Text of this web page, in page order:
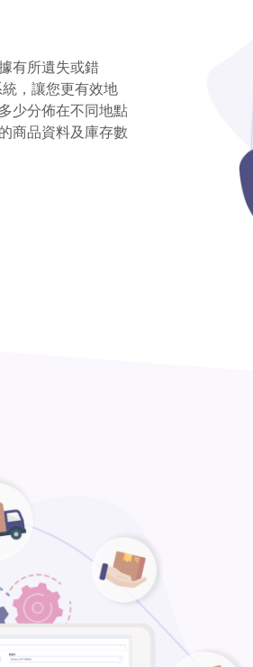
有所遺失或錯
，讓您更有效地
少分佈在不同地點
商品資料及庫存數